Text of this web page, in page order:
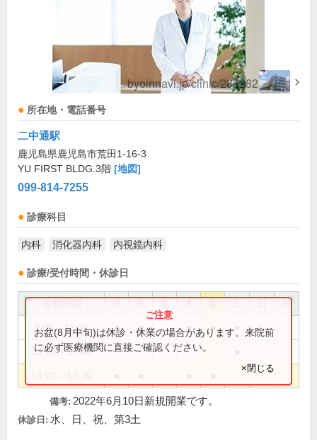
所在地・電話番号
二中通駅
鹿児島県鹿児島市荒田1-16-3
YU FIRST BLDG.3階 [地図]
099-814-7255
診療科目
内科 消化器内科 内視鏡内科
診療/受付時間・休診日
祝
9:00～12:30 ● ● ● ●
14:00～17:00
お盆(8月中旬)は休診・休業の場合があります。来院前
に必ず医療機関に直接ご確認ください。
×閉じる
備考: 2022年6月10日新規開業です。
休診日: 水、日、祝、第3土